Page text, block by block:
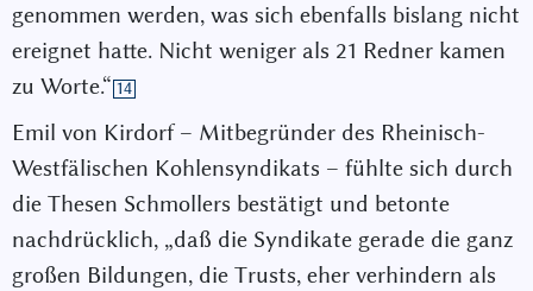
genommen werden, was sich ebenfalls bislang nicht
ereignet hatte. Nicht weniger als 21 Redner kamen
zu Worte.“ 14
Emil von Kirdorf – Mitbegründer des Rheinisch-
Westfälischen Kohlensyndikats – fühlte sich durch
die Thesen Schmollers bestätigt und betonte
nachdrücklich, „daß die Syndikate gerade die ganz
großen Bildungen, die Trusts, eher verhindern als